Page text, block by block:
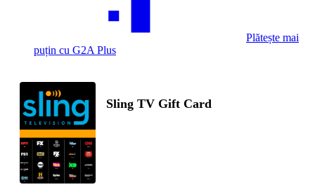
Plătește mai
puțin cu G2A Plus
Sling TV Gift Card